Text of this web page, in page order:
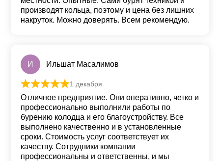
производят кольца, поэтому и цена без лишних
накруток. Можно доверять. Всем рекомендую.
И Ильшат Масалимов
Оценка 5 из 5
1 декабря
Отличное предприятие. Они оперативно, четко и
профессионально выполнили работы по
бурению колодца и его благоустройству. Все
выполнено качественно и в установленные
сроки. Стоимость услуг соответствует их
качеству. Сотрудники компании
профессиональны и ответственны, и мы